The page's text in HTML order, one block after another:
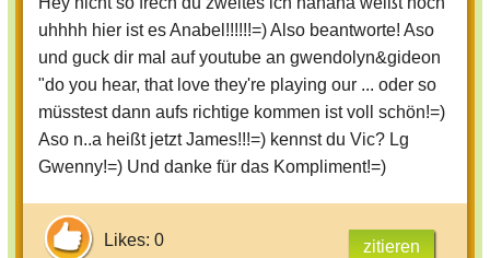
uhhhh hier ist es Anabel!!!!!!=) Also beantworte! Aso
und guck dir mal auf youtube an gwendolyn&gideon
"do you hear, that love they're playing our ... oder so
müsstest dann aufs richtige kommen ist voll schön!=)
Aso n..a heißt jetzt James!!!=) kennst du Vic? Lg
Gwenny!=) Und danke für das Kompliment!=)
Likes: 0 zitieren